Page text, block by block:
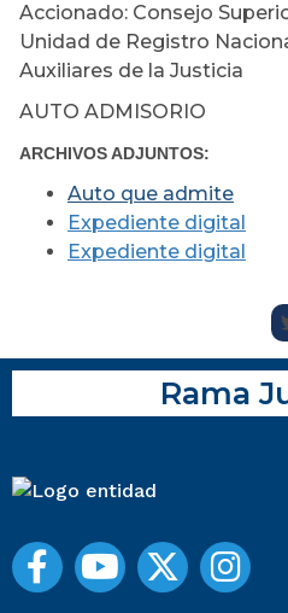
Accionado: Consejo
Unidad de Registro
Auxiliares de la Justicia
AUTO ADMISORIO
ARCHIVOS ADJUNTOS:
Auto que admite
Expediente digital
Expediente digital
Rama